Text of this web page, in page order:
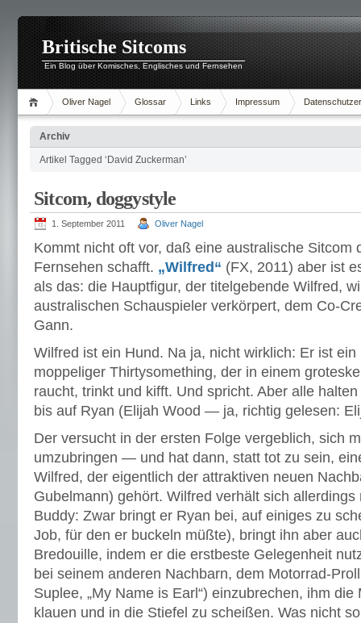
Britische Sitcoms
Ein Blog über Komisches, Englisches und Fernsehen
Oliver Nagel Glossar Links Impressum
Archiv
Artikel Tagged ‘David Zuckerman’
Sitcom, doggystyle
1. September 2011 Oliver Nagel
Kommt nicht oft vor, daß eine australische Sitcom
Fernsehen schafft. „Wilfred“ (FX, 2011) aber ist
als das: die Hauptfigur, der titelgebende Wilfred,
australischen Schauspieler verkörpert, dem Co-
Gann.
Wilfred ist ein Hund. Na ja, nicht wirklich: Er ist ein
moppeliger Thirtysomething, der in einem
raucht, trinkt und kifft. Und spricht. Aber alle
bis auf Ryan (Elijah Wood — ja, richtig gelesen:
Der versucht in der ersten Folge vergeblich, sich
umzubringen — und hat dann, statt tot zu sein,
Wilfred, der eigentlich der attraktiven neuen
Gubelmann) gehört. Wilfred verhält sich
Buddy: Zwar bringt er Ryan bei, auf einiges zu
Job, für den er buckeln müßte), bringt ihn aber
Bredouille, indem er die erstbeste Gelegenheit
bei seinem anderen Nachbarn, dem Motorrad-
Suplee, „My Name is Earl“) einzubrechen, ihm
klauen und in die Stiefel zu scheißen. Was nicht